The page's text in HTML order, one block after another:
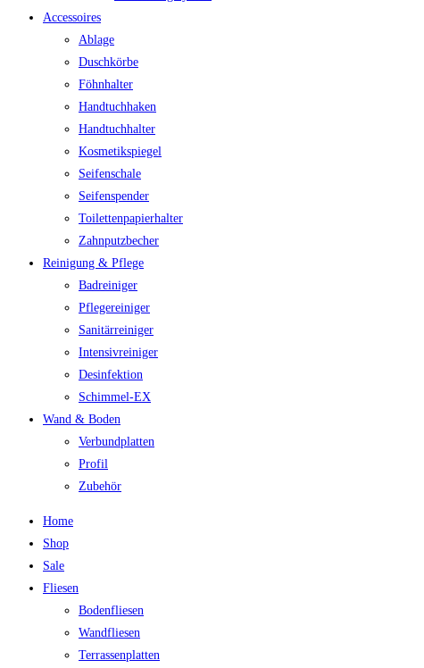
Accessoires
Ablage
Duschkörbe
Föhnhalter
Handtuchhaken
Handtuchhalter
Kosmetikspiegel
Seifenschale
Seifenspender
Toilettenpapierhalter
Zahnputzbecher
Reinigung & Pflege
Badreiniger
Pflegereiniger
Sanitärreiniger
Intensivreiniger
Desinfektion
Schimmel-EX
Wand & Boden
Verbundplatten
Profil
Zubehör
Home
Shop
Sale
Fliesen
Bodenfliesen
Wandfliesen
Terrassenplatten